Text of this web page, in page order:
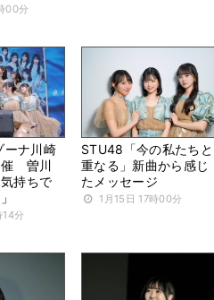
00分
ーナ川崎
催 曽川
持ちで
14分
STU48「今の私たちと
重なる」新曲から感じ
たメッセージ
1月15日 17時00分